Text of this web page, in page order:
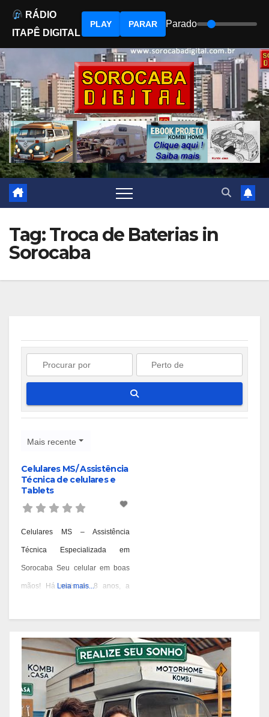
to
content
Tag: Troca de Baterias in
Sorocaba
Mais recente
Celulares MS/ Assistência
Técnica de celulares e
Tablets
Celulares MS – Assistência
Técnica Especializada em
Sorocaba Seu celular em boas
mãos! Há mais de 8 anos, a
assistência técnica
especializada, atendimento
rápido e acessórios para manter
seu aparelho protegido e
funcionando da melhor forma. Já
são +7 mil celulares recuperados
Leia mais...
RÁDIO
ITAPÊ DIGITAL
PLAY PARAR Parado